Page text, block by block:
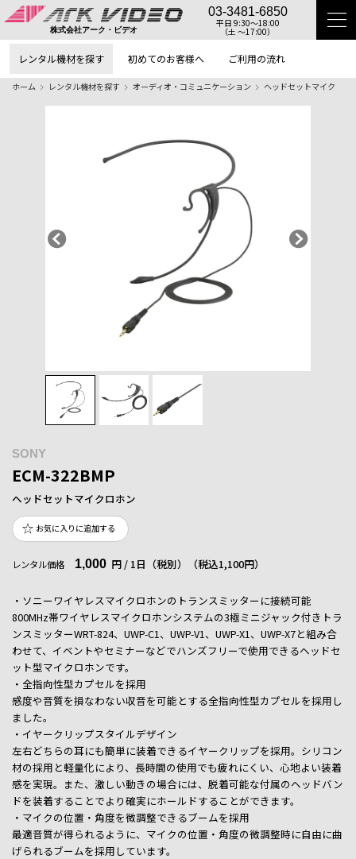
株式会社アーク・ビデオ
03-3481-6850
平日 9:30〜18:00
（土 〜17:00）
レンタル機材を探す 初めてのお客様へ ご利用の流れ
ホーム レンタル機材を探す オーディオ・コミュニケーション ヘッドセットマイク
SONY
ECM-322BMP
ヘッドセットマイクロホン
お気に入りに追加する
レンタル価格 1,000 円 / 1日（税別） （税込1,100円）
・ソニーワイヤレスマイクロホンのトランスミッターに接続可能
800MHz帯ワイヤレスマイクロホンシステムの3極ミニジャック付きトラ
ンスミッターWRT-824、UWP-C1、UWP-V1、UWP-X1、UWP-X7と組み合
わせて、イベントやセミナーなどでハンズフリーで使用できるヘッドセ
ット型マイクロホンです。
・全指向性型カプセルを採用
感度や音質を損なわない収音を可能とする全指向性型カプセルを採用し
ました。
・イヤークリップスタイルデザイン
左右どちらの耳にも簡単に装着できるイヤークリップを採用。シリコン
材の採用と軽量化により、長時間の使用でも疲れにくい、心地よい装着
感を実現。また、激しい動きの場合には、脱着可能な付属のヘッドバン
ドを装着することでより確実にホールドすることができます。
・マイクの位置・角度を微調整できるブームを採用
最適音質が得られるように、マイクの位置・角度の微調整時に自由に曲
げられるブームを採用しています。